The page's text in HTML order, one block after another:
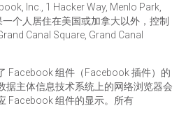
Inc., 1 Hacker Way, Menlo Park,
个人居住在美国或加拿大以外，控制
Canal Square, Grand Canal
Facebook 组件（Facebook 插件）的
据主体信息技术系统上的网络浏览器会
Facebook 组件的显示。所有